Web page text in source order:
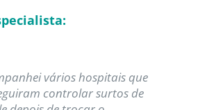
vários hospitais que
controlar surtos de